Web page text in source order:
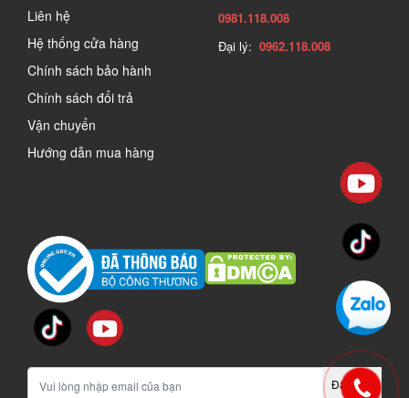
Liên hệ
Hệ thống cửa hàng
Chính sách bảo hành
Chính sách đổi trả
Vận chuyển
Hướng dẫn mua hàng
0981.118.008
Đại lý: 0962.118.008
Đăng ký